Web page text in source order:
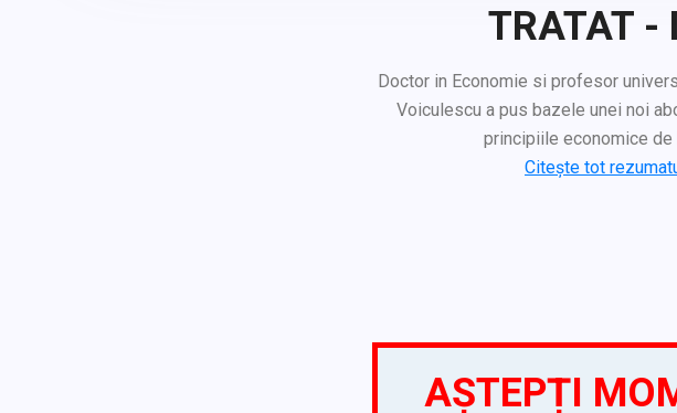
TRATAT -
Doctor in Economie si profesor
Voiculescu a pus bazele unei noi
principiile economice de
Citește tot
AȘTEPȚI